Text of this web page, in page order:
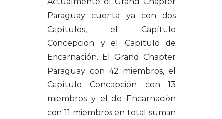
Paraguay cuenta ya con dos
Capítulos, el Capítulo
Concepción y el Capítulo de
Encarnación. El Grand Chapter
Paraguay con 42 miembros, el
Capítulo Concepción con 13
miembros y el de Encarnación
con 11 miembros en total suman